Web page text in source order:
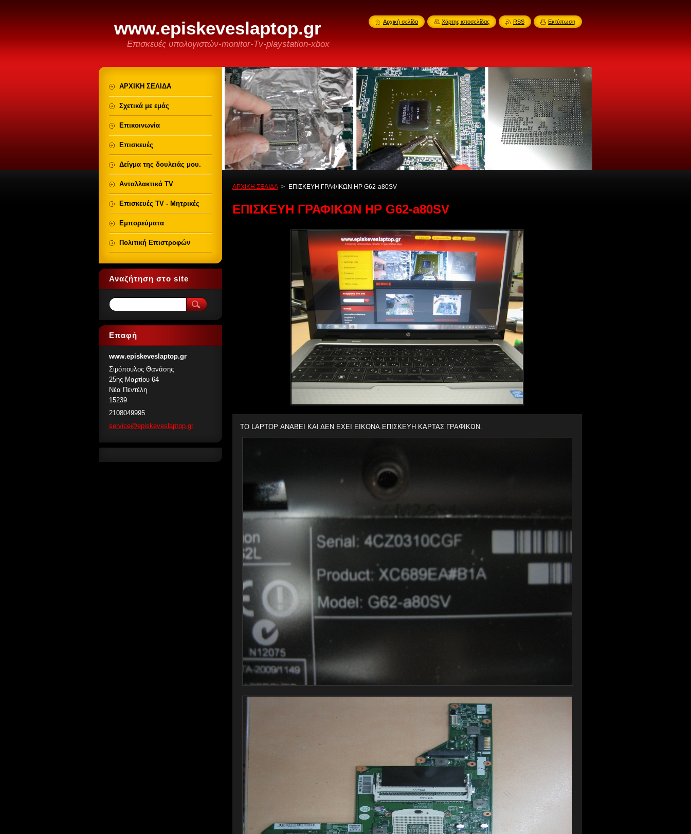
www.episkeveslaptop.gr
Επισκευές υπολογιστών-monitor-Tv-playstation-xbox
ΑΡΧΙΚΗ ΣΕΛΙΔΑ > ΕΠΙΣΚΕΥΗ ΓΡΑΦΙΚΩΝ HP G62-a80SV
ΕΠΙΣΚΕΥΗ ΓΡΑΦΙΚΩΝ HP G62-a80SV
ΤΟ LAPTOP ΑΝΑΒΕΙ ΚΑΙ ΔΕΝ ΕΧΕΙ ΕΙΚΟΝΑ.ΕΠΙΣΚΕΥΗ ΚΑΡΤΑΣ ΓΡΑΦΙΚΩΝ.
ΑΡΧΙΚΗ ΣΕΛΙΔΑ
Σχετικά με εμάς
Επικοινωνία
Επισκευές
Δείγμα της δουλειάς μου.
Ανταλλακτικά TV
Επισκευές TV - Μητρικές
Εμπορεύματα
Πολιτική Επιστροφών
Αναζήτηση στο site
Επαφή
www.episkeveslaptop.gr
Σιμόπουλος Θανάσης
25ης Μαρτίου 64
Νέα Πεντέλη
15239
2108049995
service@episkeveslaptop.gr
Αρχική σελίδα Χάρτης ιστοσελίδας RSS Εκτύπωση